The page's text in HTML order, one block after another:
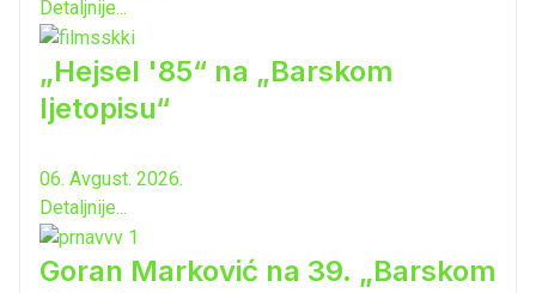
Detaljnije...
„Hejsel '85“ na „Barskom
ljetopisu“
06. Avgust. 2026.
Detaljnije...
Goran Marković na 39. „Barskom